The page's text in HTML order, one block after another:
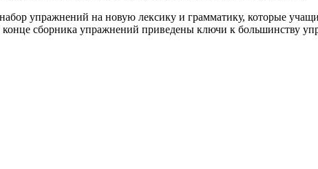
упражнений на новую лексику и грамматику, которые
конце сборника упражнений приведены ключи к большинству